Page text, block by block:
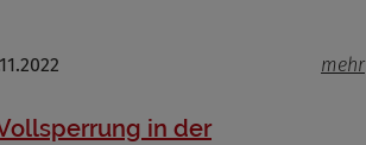
mehr
in der